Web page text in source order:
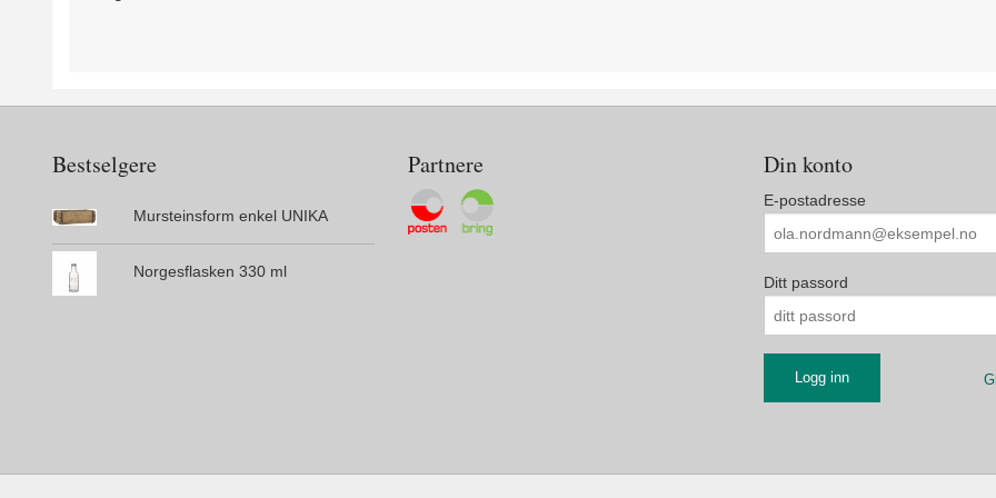
Bestselgere
Mursteinsform enkel UNIKA
Norgesflasken 330 ml
Partnere Din konto
E-postadresse
Ditt passord